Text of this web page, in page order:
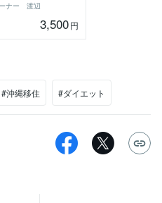
ナー 渡辺
3,500円
#沖縄移住 #ダイエット